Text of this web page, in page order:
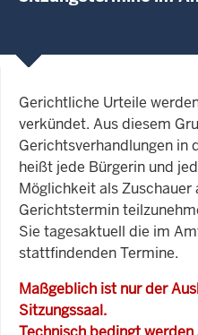
Gerichtliche Urteile
verkündet. Aus diesem
Gerichtsverhandlungen in
heißt jede Bürgerin und
Möglichkeit als
Gerichtstermin
Sie tagesaktuell die im
stattfindenden Termine.
Maßgeblich ist nur der
Sitzungssaal.